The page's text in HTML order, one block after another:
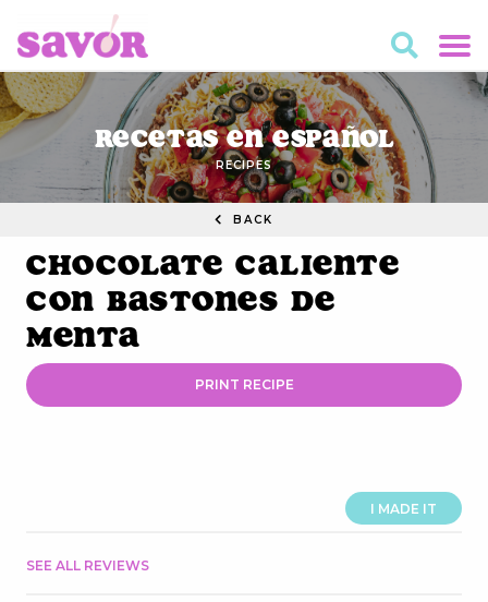
Recetas en Español
RECIPES
BACK
Chocolate Caliente
con Bastones De
Menta
PRINT RECIPE
I MADE IT
SEE ALL REVIEWS